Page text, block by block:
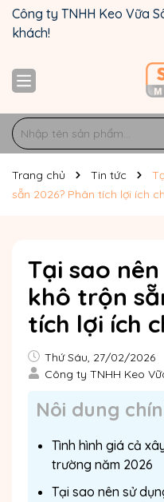
Công ty TNHH Keo Vữa
khách!
Trang chủ Tin tức
sẵn 2026? Phân tích lợi ích
Tại sao
khô trộn
tích lợi ích
Thứ Sáu, 27/02/2026
Công ty TNHH Keo
Nôi dung
Tình hình giá cả
trường năm 2026
Tại sao nên sử